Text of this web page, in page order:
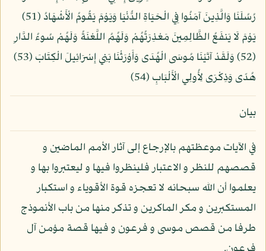
رُسُلَنَا وَالَّذِينَ آمَنُوا فِي الْحَيَاةِ الدُّنْيَا وَيَوْمَ يَقُومُ الْأَشْهَادُ (51)
يَوْمَ لَا يَنفَعُ الظَّالِمِينَ مَعْذِرَتُهُمْ وَلَهُمُ اللَّعْنَةُ وَلَهُمْ سُوءُ الدَّارِ
(52) وَلَقَدْ آتَيْنَا مُوسَى الْهُدَى وَأَوْرَثْنَا بَنِي إِسْرَائِيلَ الْكِتَابَ (53)
هُدًى وَذِكْرَى لِأُولِي الْأَلْبَابِ (54)
بيان
في الآيات موعظتهم بالإرجاع إلى آثار الأمم الماضين و
قصصهم للنظر و الاعتبار فلينظروا فيها و ليعتبروا بها و
يعلموا أن الله سبحانه لا تعجزه قوة الأقوياء و استكبار
المستكبرين و مكر الماكرين و تذكر منها من باب الأنموذج
طرفا من قصص موسى و فرعون و فيها قصة مؤمن آل